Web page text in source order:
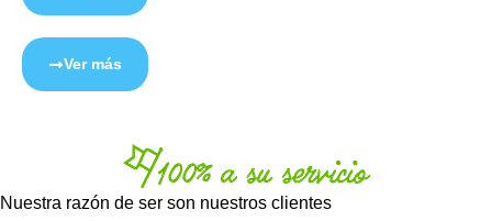
Ver más
Nuestra razón de ser son nuestros clientes